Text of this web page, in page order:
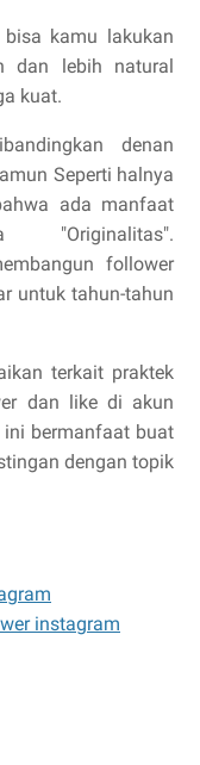
kamu lakukan
dan lebih natural
kuat.
denan
Seperti halnya
ada manfaat
"Originalitas".
follower
untuk tahun-tahun
terkait praktek
dan like di akun
bermanfaat buat
dengan topik
instagram